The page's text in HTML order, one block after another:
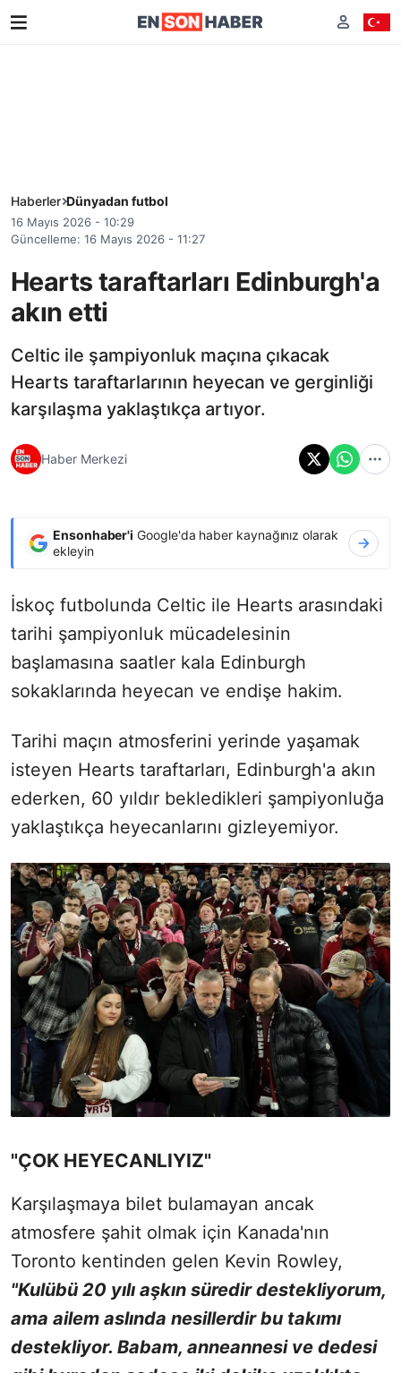
Haberler Dünyadan futbol
16 Mayıs 2026 - 10:29
Güncelleme: 16 Mayıs 2026 - 11:27
Hearts taraftarları Edinburgh'a
akın etti
Celtic ile şampiyonluk maçına çıkacak
Hearts taraftarlarının heyecan ve gerginliği
karşılaşma yaklaştıkça artıyor.
Haber Merkezi
Ensonhaber'i Google'da haber kaynağınız olarak
ekleyin
İskoç futbolunda Celtic ile Hearts arasındaki
tarihi şampiyonluk mücadelesinin
başlamasına saatler kala Edinburgh
sokaklarında heyecan ve endişe hakim.
Tarihi maçın atmosferini yerinde yaşamak
isteyen Hearts taraftarları, Edinburgh'a akın
ederken, 60 yıldır bekledikleri şampiyonluğa
yaklaştıkça heyecanlarını gizleyemiyor.
"ÇOK HEYECANLIYIZ"
Karşılaşmaya bilet bulamayan ancak
atmosfere şahit olmak için Kanada'nın
Toronto kentinden gelen Kevin Rowley,
"Kulübü 20 yılı aşkın süredir destekliyorum,
ama ailem aslında nesillerdir bu takımı
destekliyor. Babam, anneannesi ve dedesi